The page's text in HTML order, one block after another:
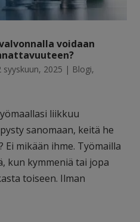
voidaan
syyskuun, 2025 | Blogi,
liikkuu
sanomaan, keitä he
Ei mikään ihme. Työmailla
kun kymmeniä tai jopa
toiseen. Ilman